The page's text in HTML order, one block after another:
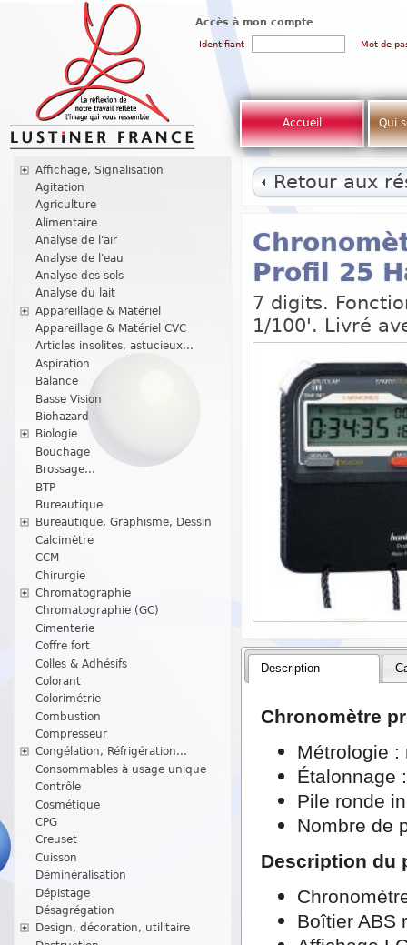
Accès à mon compte
Identifiant Mot de
Accueil Qui
Affichage, Signalisation
Agitation
Agriculture
Alimentaire
Analyse de l'air
Analyse de l'eau
Analyse des sols
Analyse du lait
Appareillage & Matériel
Appareillage & Matériel CVC
Articles insolites, astucieux...
Aspiration
Balance
Basse Vision
Biohazard
Biologie
Bouchage
Brossage...
BTP
Bureautique
Bureautique, Graphisme, Dessin
Calcimètre
CCM
Chirurgie
Chromatographie
Chromatographie (GC)
Cimenterie
Coffre fort
Colles & Adhésifs
Colorant
Colorimétrie
Combustion
Compresseur
Congélation, Réfrigération...
Consommables à usage unique
Contrôle
Cosmétique
CPG
Creuset
Cuisson
Déminéralisation
Dépistage
Désagrégation
Design, décoration, utilitaire
Retour aux
Profil 25
7 digits.
1/100'. Livré
Description
Chronomètre
Métrologie :
Étalonnage
Pile ronde
Nombre
Description du
Boîtier ABS